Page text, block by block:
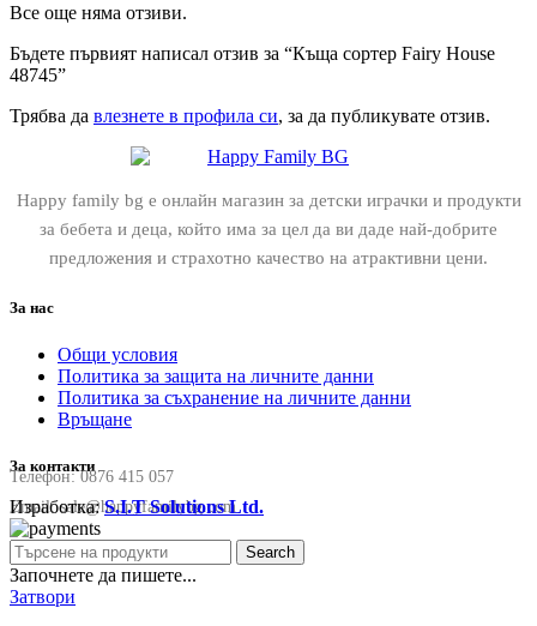
Все още няма отзиви.
Бъдете първият написал отзив за “Къща сортер Fairy House
48745”
Трябва да влезнете в профила си, за да публикувате отзив.
Happy family bg е онлайн магазин за детски играчки и продукти
за бебета и деца, който има за цел да ви даде най-добрите
предложения и страхотно качество на атрактивни цени.
За нас
Общи условия
Политика за защита на личните данни
Политика за съхранение на личните данни
Връщане
За контакти
Телефон:0876 415 057
Email:sale@happyfamilybg.com
Изработка:S.I.T Solutions Ltd.
Search
Започнете да пишете...
Затвори